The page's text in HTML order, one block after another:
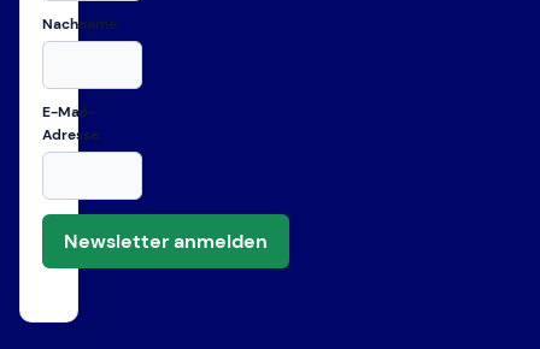
Nachname
E-Mail-
Adresse
Newsletter anmelden